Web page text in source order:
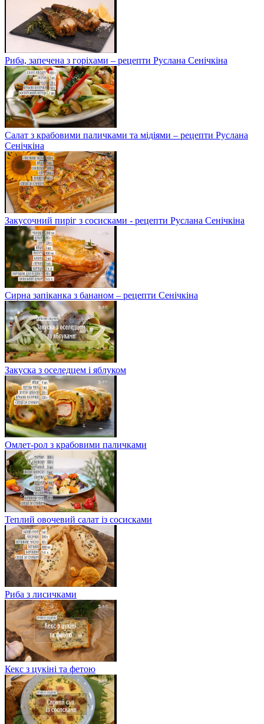
Риба, запечена з горіхами – рецепти Руслана Сенічкіна
Салат з крабовими паличками та мідіями – рецепти Руслана
Сенічкіна
Закусочний пиріг з сосисками - рецепти Руслана Сенічкіна
Сирна запіканка з бананом – рецепти Сенічкіна
Закуска з оселедцем і яблуком
Омлет-рол з крабовими паличками
Теплий овочевий салат із сосисками
Риба з лисичками
Кекс з цукіні та фетою